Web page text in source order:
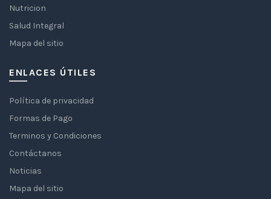
Nutricion
Salud Integral
Mapa del sitio
ENLACES ÚTILES
Política de privacidad
Formas de Pago
Terminos y Condiciones
Contáctanos
Noticias
Mapa del sitio